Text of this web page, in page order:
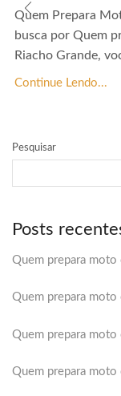
Quem Prepara
busca por Quem
Riacho Grande,
Continue Lendo...
Pesquisar
Posts
Quem prepara moto
Quem prepara moto
Quem prepara moto
Quem prepara moto